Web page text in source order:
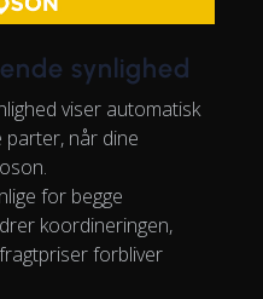
synlighed
viser automatisk
parter, når dine
for begge
koordineringen,
forbliver